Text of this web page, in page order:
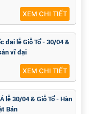
XEM CHI TIẾT
đại lễ Giỗ Tổ - 30/04 &
vĩ đại
XEM CHI TIẾT
lễ 30/04 & Giỗ Tổ - Hàn
Bản